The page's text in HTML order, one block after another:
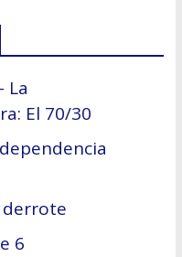
La
El 70/30
derrote
6